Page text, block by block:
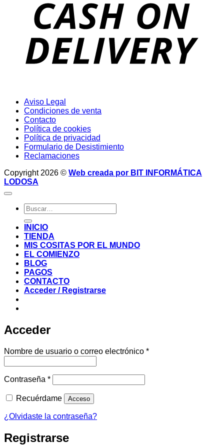
Aviso Legal
Condiciones de venta
Contacto
Política de cookies
Política de privacidad
Formulario de Desistimiento
Reclamaciones
Copyright 2026 © Web creada por BIT INFORMÁTICA
LODOSA
Buscar
por:
INICIO
TIENDA
MIS COSITAS POR EL MUNDO
EL COMIENZO
BLOG
PAGOS
CONTACTO
Acceder / Registrarse
Acceder
Nombre de usuario o correo electrónico *Obligatorio
Contraseña *Obligatorio
Recuérdame Acceso
¿Olvidaste la contraseña?
Registrarse